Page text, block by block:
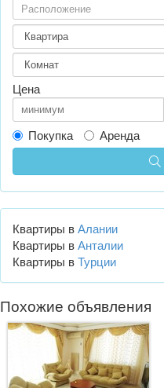
Расположение
Цена
Покупка
Аренда
Квартиры в Алании
Квартиры в Анталии
Квартиры в Турции
Похожие объявления